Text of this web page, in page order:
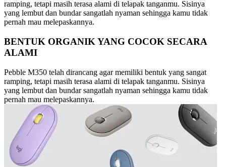
ramping, tetapi masih terasa alami di telapak tanganmu. Sisinya
yang lembut dan bundar sangatlah nyaman sehingga kamu tidak
pernah mau melepaskannya.
BENTUK ORGANIK YANG COCOK SECARA
ALAMI
Pebble M350 telah dirancang agar memiliki bentuk yang sangat
ramping, tetapi masih terasa alami di telapak tanganmu. Sisinya
yang lembut dan bundar sangatlah nyaman sehingga kamu tidak
pernah mau melepaskannya.